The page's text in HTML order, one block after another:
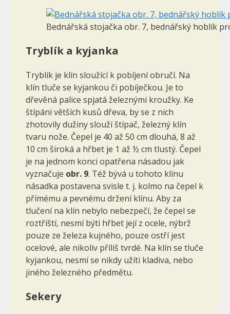
Bednářská stojačka obr. 7, bednářský hoblík
Tryblík a kyjanka
Tryblík je klín sloužící k pobíjení obručí. Na
klín tluče se kyjankou či pobíječkou. Je to
dřevěná palice spjatá železnými kroužky. Ke
štípáni větších kusů dřeva, by se z nich
zhotovily dužiny slouží štípač, železný klín
tvaru nože. Čepel je 40 až 50 cm dlouhá, 8 až
10 cm široká a hřbet je 1 až ½ cm tlustý. Čepel
je na jednom konci opa­třena násadou jak
vyznačuje obr. 9. Též bývá u tohoto klínu
násadka po­stavena svisle t. j. kolmo na čepel k
přímému a pevnému držení klínu. Aby za
tlučení na klín nebylo nebezpečí, že čepel se
roztříští, nesmí býti hřbet její z ocele, nýbrž
pouze ze železa kujného, pouze ostří jest
ocelové, ale nikoliv příliš tvrdé. Na klín se tluče
kyjankou, nesmí se nikdy užíti kladiva, nebo
jiného železného předmětu.
Sekery